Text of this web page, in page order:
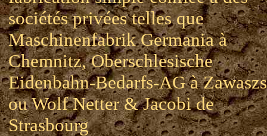
sociétés privées telles que
Maschinenfabrik Germania à
Chemnitz, Oberschlesische
Eidenbahn-Bedarfs-AG à
ou Wolf Netter & Jacobi de
Strasbourg